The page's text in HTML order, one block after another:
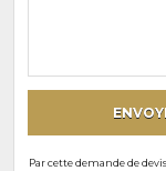
Par cette demande de